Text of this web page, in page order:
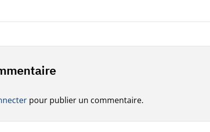
pour publier un commentaire.